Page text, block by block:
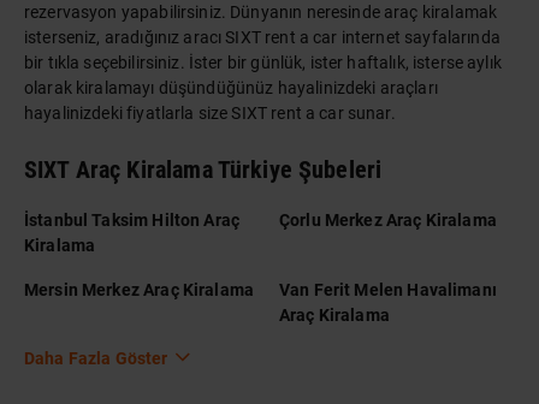
rezervasyon yapabilirsiniz. Dünyanın neresinde araç kiralamak
isterseniz, aradığınız aracı SIXT rent a car internet sayfalarında
bir tıkla seçebilirsiniz. İster bir günlük, ister haftalık, isterse aylık
olarak kiralamayı düşündüğünüz hayalinizdeki araçları
hayalinizdeki fiyatlarla size SIXT rent a car sunar.
SIXT Araç Kiralama Türkiye Şubeleri
İstanbul Taksim Hilton Araç
Kiralama
Çorlu Merkez Araç Kiralama
Mersin Merkez Araç Kiralama
Van Ferit Melen Havalimanı
Araç Kiralama
Daha Fazla Göster